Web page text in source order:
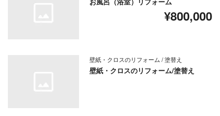
¥800,000
壁紙・クロスのリフォーム / 塗替え
壁紙・クロスのリフォーム/塗替え